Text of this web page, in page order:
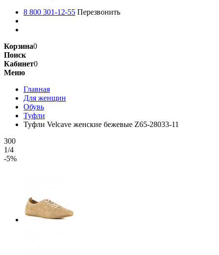
8 800 301-12-55 Перезвонить
Корзина0
Поиск
Кабинет0
Меню
Главная
Для женщин
Обувь
Туфли
Туфли Velcave женские бежевые Z65-28033-11
300
1/4
-5%